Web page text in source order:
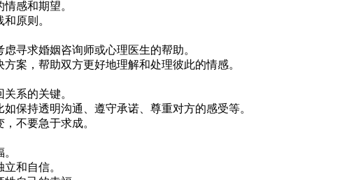
感和期望。
原则。
寻求婚姻咨询师或心理医生的帮助。
案，帮助双方更好地理解和处理彼此的情感。
系的关键。
保持透明沟通、遵守承诺、尊重对方的感受等。
不要急于求成。
和自信。